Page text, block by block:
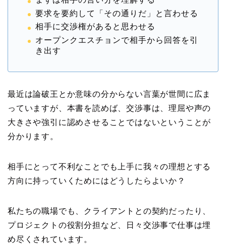
要求を要約して「その通りだ」と言わせる
相手に交渉権があると思わせる
オープンクエスチョンで相手から回答を引
き出す
最近は論破王とか意味の分からない言葉が世間に広ま
っていますが、本書を読めば、交渉事は、理屈や声の
大きさや強引に認めさせることではないということが
分かります。
相手にとって不利なことでも上手に我々の理想とする
方向に持っていくためにはどうしたらよいか？
私たちの職場でも、クライアントとの契約だったり、
プロジェクトの役割分担など、日々交渉事で仕事は埋
め尽くされています。